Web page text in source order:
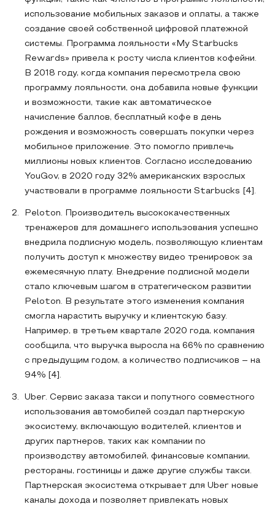
использование мобильных заказов и оплаты, а также
создание своей собственной цифровой платежной
системы. Программа лояльности «My Starbucks
Rewards» привела к росту числа клиентов кофейни.
В 2018 году, когда компания пересмотрела свою
программу лояльности, она добавила новые функции
и возможности, такие как автоматическое
начисление баллов, бесплатный кофе в день
рождения и возможность совершать покупки через
мобильное приложение. Это помогло привлечь
миллионы новых клиентов. Согласно исследованию
YouGov, в 2020 году 32% американских взрослых
участвовали в программе лояльности Starbucks [4].
Peloton. Производитель высококачественных
тренажеров для домашнего использования успешно
внедрила подписную модель, позволяющую клиентам
получить доступ к множеству видео тренировок за
ежемесячную плату. Внедрение подписной модели
стало ключевым шагом в стратегическом развитии
Peloton. В результате этого изменения компания
смогла нарастить выручку и клиентскую базу.
Например, в третьем квартале 2020 года, компания
сообщила, что выручка выросла на 66% по сравнению
с предыдущим годом, а количество подписчиков – на
94% [4].
Uber. Сервис заказа такси и попутного совместного
использования автомобилей создал партнерскую
экосистему, включающую водителей, клиентов и
других партнеров, таких как компании по
производству автомобилей, финансовые компании,
рестораны, гостиницы и даже другие службы такси.
Партнерская экосистема открывает для Uber новые
каналы дохода и позволяет привлекать новых